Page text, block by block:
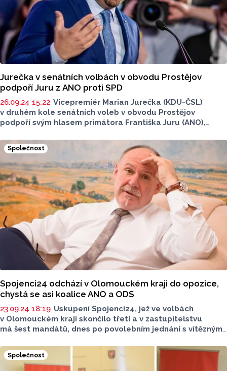
Jurečka v senátních volbách v obvodu Prostějov
podpoří Juru z ANO proti SPD
26.09.24 15:22 Vicepremiér Marian Jurečka (KDU-ČSL)
v druhém kole senátních voleb v obvodu Prostějov
podpoří svým hlasem primátora Františka Juru (ANO),
zastupitelem Pavlem Dopitou (SPD). Jurečka půjde
v pátek volit přesto, že kandidátka KDU-ČSL Hana
Pospíšilíková nepostoupila. Hlas odevzdaný Jurovi
je menší zlo, než by byla volba Dopity, řekl Jurečka v Bělé
pod Pradědem na Jesenicku.
Společnost
Spojenci24 odchází v Olomouckém kraji do opozice,
chystá se asi koalice ANO a ODS
23.09.24 18:19 Uskupení Spojenci24, jež ve volbách
v Olomouckém kraji skončilo třetí a v zastupitelstvu
má šest mandátů, dnes po povolebním jednání s vítězným
vládnout s ODS, sdělil ČTK lídr Spojenců 24 (KDU-ČSL,
Zelení, TOP 09 a Nezávislí) a náměstek hejtmana Ivo
Společnost